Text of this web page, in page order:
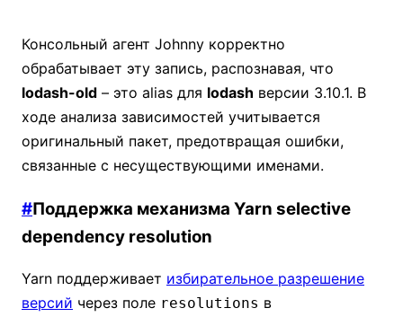
Консольный агент Johnny корректно
обрабатывает эту запись, распознавая, что
lodash-old – это alias для lodash версии 3.10.1. В
ходе анализа зависимостей учитывается
оригинальный пакет, предотвращая ошибки,
связанные с несуществующими именами.
#Поддержка механизма Yarn selective
dependency resolution
Yarn поддерживает избирательное разрешение
версий через поле resolutions в